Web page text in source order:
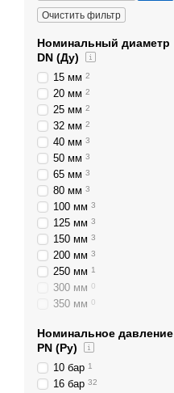
Очистить фильтр
Номинальный диаметр
DN (Ду)
15 мм 2
20 мм 2
25 мм 2
32 мм 2
40 мм 3
50 мм 3
65 мм 3
80 мм 3
100 мм 3
125 мм 3
150 мм 3
200 мм 3
250 мм 1
300 мм 0
350 мм 0
Номинальное давление
PN (Ру)
10 бар 1
16 бар 32